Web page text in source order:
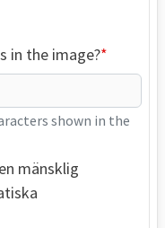
in the image?
shown in the
mänsklig